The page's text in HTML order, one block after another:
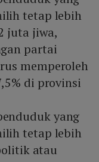
tetap lebih
juta jiwa,
partai
memperoleh
di provinsi
yang
tetap lebih
atau